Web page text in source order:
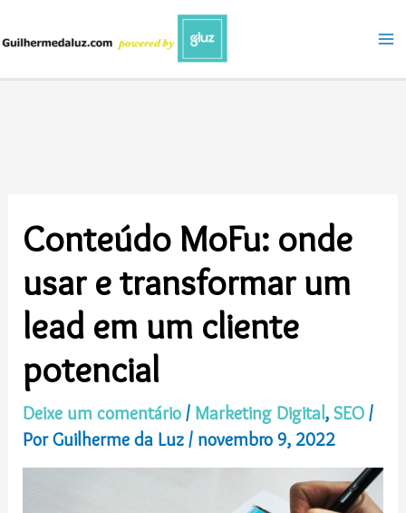
o
Conteúdo MoFu: onde
usar e transformar um
lead em um cliente
potencial
Deixe um comentário / Marketing Digital,SEO /
PorGuilherme da Luz/ novembro 9, 2022